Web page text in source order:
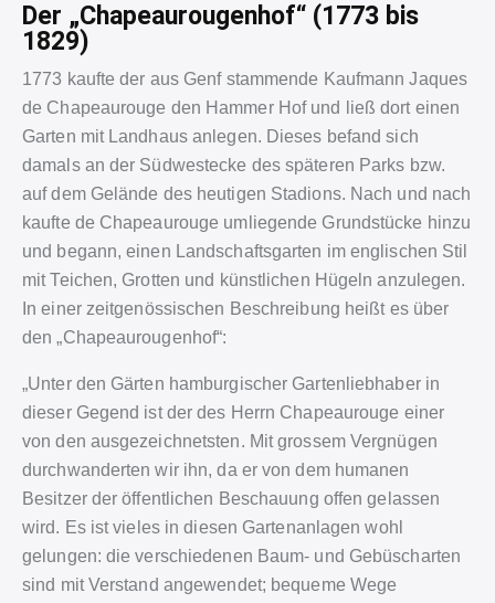
Der „Chapeaurougenhof“ (1773 bis
1829)
1773 kaufte der aus Genf stammende Kaufmann Jaques
de Chapeaurouge den Hammer Hof und ließ dort einen
Garten mit Landhaus anlegen. Dieses befand sich
damals an der Südwestecke des späteren Parks bzw.
auf dem Gelände des heutigen Stadions. Nach und nach
kaufte de Chapeaurouge umliegende Grundstücke hinzu
und begann, einen Landschaftsgarten im englischen Stil
mit Teichen, Grotten und künstlichen Hügeln anzulegen.
In einer zeitgenössischen Beschreibung heißt es über
den „Chapeaurougenhof“:
„Unter den Gärten hamburgischer Gartenliebhaber in
dieser Gegend ist der des Herrn Chapeaurouge einer
von den ausgezeichnetsten. Mit grossem Vergnügen
durchwanderten wir ihn, da er von dem humanen
Besitzer der öffentlichen Beschauung offen gelassen
wird. Es ist vieles in diesen Gartenanlagen wohl
gelungen: die verschiedenen Baum- und Gebüscharten
sind mit Verstand angewendet; bequeme Wege